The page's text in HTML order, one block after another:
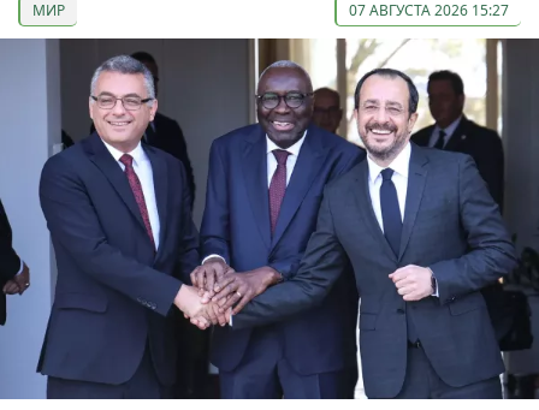
МИР 07 АВГУСТА 2026 15:27